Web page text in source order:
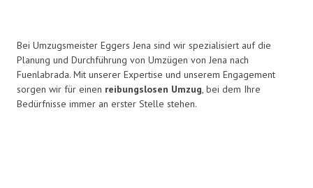
Bei Umzugsmeister Eggers Jena sind wir spezialisiert auf die
Planung und Durchführung von Umzügen von Jena nach
Fuenlabrada. Mit unserer Expertise und unserem Engagement
sorgen wir für einen reibungslosen Umzug, bei dem Ihre
Bedürfnisse immer an erster Stelle stehen.